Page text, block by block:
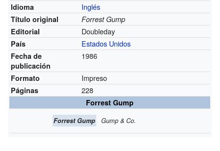
Idioma Inglés
Título original
Forrest Gump
Editorial
Doubleday
País Estados Unidos
Fecha de
publicación
1986
Formato Impreso
Páginas 228
Forrest Gump
Forrest Gump Gump & Co.